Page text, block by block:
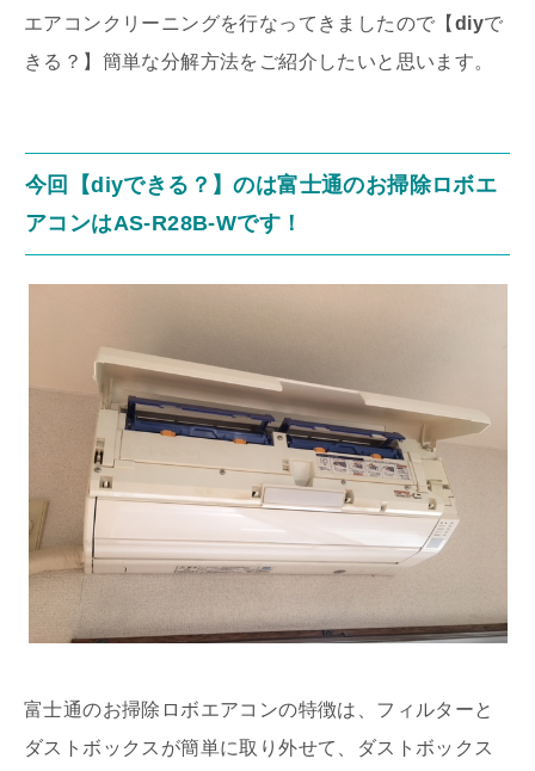
エアコンクリーニングを行なってきましたので【 diyで
きる？】簡単な分解方法をご紹介したいと思います。
今回【diyできる？】のは富士通のお掃除ロボエ
アコンはAS-R28B-Wです！
富士通のお掃除ロボエアコンの特徴は、フィルターと
ダストボックスが簡単に取り外せて、ダストボックス